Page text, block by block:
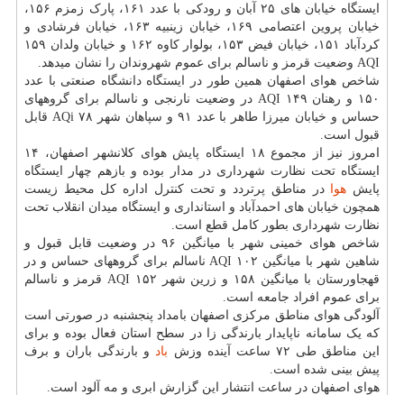
ایستگاه خیابان های ۲۵ آبان و رودکی با عدد ۱۶۱، پارک زمزم ۱۵۶،
خیابان پروین اعتصامی ۱۶۹، خیابان زینبیه ۱۶۳، خیابان فرشادی و
کردآباد ۱۵۱، خیابان فیض ۱۵۳، بولوار کاوه ۱۶۲ و خیابان ولدان ۱۵۹
AQI وضعیت قرمز و ناسالم برای عموم شهروندان را نشان میدهد.
شاخص هوای اصفهان همین طور در ایستگاه دانشگاه صنعتی با عدد
۱۵۰ و رهنان ۱۴۹ AQI در وضعیت نارنجی و ناسالم برای گروههای
حساس و خیابان میرزا طاهر با عدد ۹۱ و سپاهان شهر ۷۸ AQi قابل
قبول است.
امروز نیز از مجموع ۱۸ ایستگاه پایش هوای کلانشهر اصفهان، ۱۴
ایستگاه تحت نظارت شهرداری در مدار بوده و بازهم چهار ایستگاه
پایش هوا در مناطق پرتردد و تحت کنترل اداره کل محیط زیست
همچون خیابان های احمدآباد و استانداری و ایستگاه میدان انقلاب تحت
نظارت شهرداری بطور کامل قطع است.
شاخص هوای خمینی شهر با میانگین ۹۶ در وضعیت قابل قبول و
شاهین شهر با میانگین ۱۰۲ AQI ناسالم برای گروههای حساس و در
قهجاورستان با میانگین ۱۵۸ و زرین شهر ۱۵۲ AQI قرمز و ناسالم
برای عموم افراد جامعه است.
آلودگی هوای مناطق مرکزی اصفهان بامداد پنجشنبه در صورتی است
که یک سامانه ناپایدار بارندگی زا در سطح استان فعال بوده و برای
این مناطق طی ۷۲ ساعت آینده وزش
باد و بارندگی باران و برف
پیش بینی شده است.
هوای اصفهان در ساعت انتشار این گزارش ابری و مه آلود است.